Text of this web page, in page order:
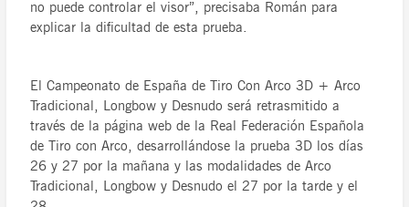
no puede controlar el visor”, precisaba Román para
explicar la dificultad de esta prueba.
El Campeonato de España de Tiro Con Arco 3D + Arco
Tradicional, Longbow y Desnudo será retrasmitido a
través de la página web de la Real Federación Española
de Tiro con Arco, desarrollándose la prueba 3D los días
26 y 27 por la mañana y las modalidades de Arco
Tradicional, Longbow y Desnudo el 27 por la tarde y el